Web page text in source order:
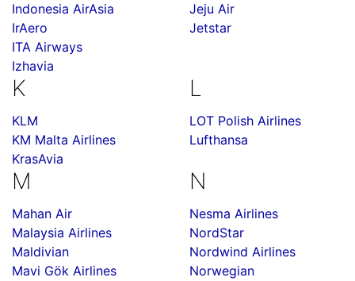
Indonesia AirAsia
IrAero
ITA Airways
Izhavia
Jeju Air
Jetstar
K
KLM
KM Malta Airlines
KrasAvia
L
LOT Polish Airlines
Lufthansa
M
Mahan Air
Malaysia Airlines
Maldivian
Mavi Gök Airlines
N
Nesma Airlines
NordStar
Nordwind Airlines
Norwegian